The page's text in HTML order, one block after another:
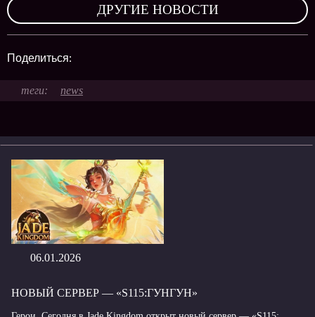
ДРУГИЕ НОВОСТИ
Поделиться:
news
06.01.2026
НОВЫЙ СЕРВЕР — «S115:ГУНГУН»